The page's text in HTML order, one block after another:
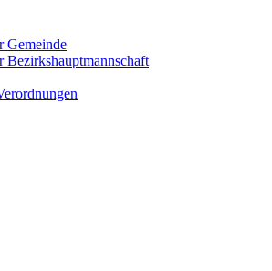
Gemeinde
Bezirkshauptmannschaft